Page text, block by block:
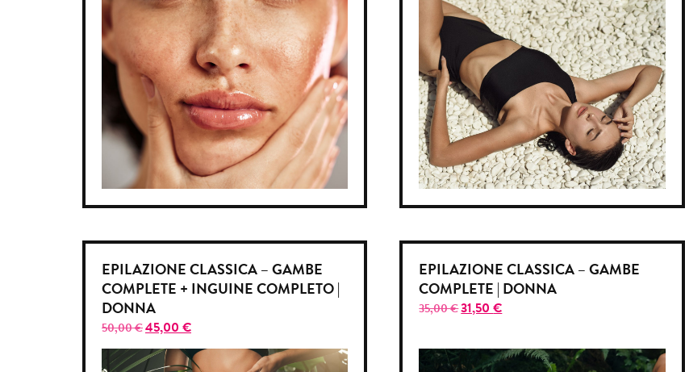
EPILAZIONE CLASSICA – GAMBE
COMPLETE + INGUINE COMPLETO |
DONNA
50,00€45,00€
EPILAZIONE CLASSICA – GAMBE
COMPLETE | DONNA
35,00€31,50€